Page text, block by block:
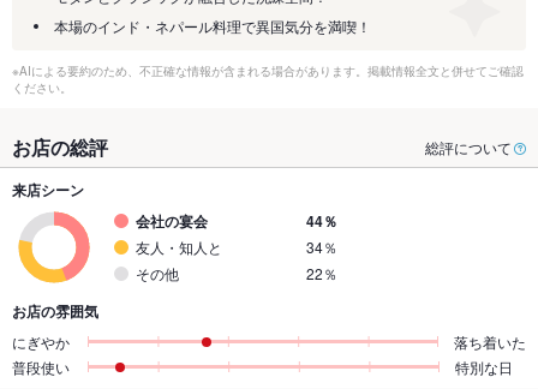
本場のインド・ネパール料理で異国気分を満喫！
※AIによる要約のため、不正確な情報が含まれる場合があります。掲載情報全文と併せてご確認
ください。
お店の総評 総評について
来店シーン
会社の宴会
44％
友人・知人と
34％
その他
22％
お店の雰囲気
にぎやか
落ち着いた
普段使い
特別な日